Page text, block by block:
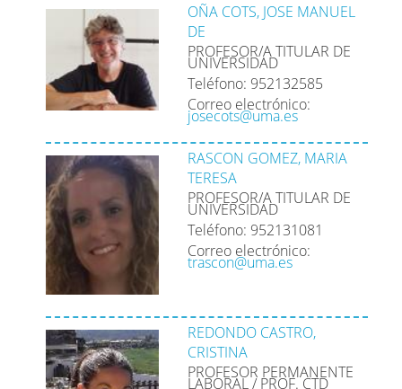
OÑA COTS, JOSE MANUEL
DE
PROFESOR/A TITULAR DE
UNIVERSIDAD
Teléfono: 952132585
Correo electrónico:
josecots@uma.es
RASCON GOMEZ, MARIA
TERESA
PROFESOR/A TITULAR DE
UNIVERSIDAD
Teléfono: 952131081
Correo electrónico:
trascon@uma.es
REDONDO CASTRO,
CRISTINA
PROFESOR PERMANENTE
LABORAL / PROF. CTD